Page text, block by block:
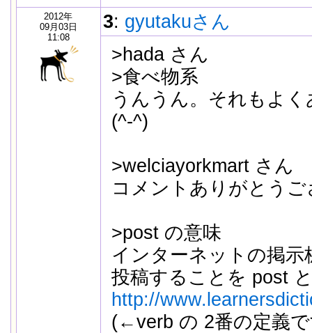
2012年
09月03日
11:08
3: gyutakuさん
>hada さん
>食べ物系
うんうん。それもよ
(^-^)
>welciayorkmart さん
コメントありがとう
>post の意味
インターネットの掲
投稿することを post
http://
(←verb の 2番の定義